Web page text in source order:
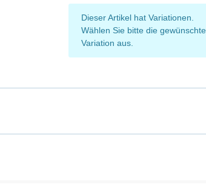
x
Dieser Artikel hat Variationen.
Wählen Sie bitte die gewünschte
Variation aus.